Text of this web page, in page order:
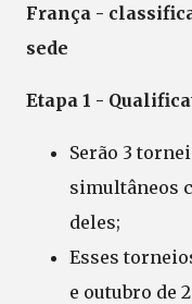
França -
sede
Etapa 1 -
Serão 3
simultâneos
deles;
Esses
e outubro de